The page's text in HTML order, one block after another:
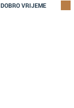
DOBRO VRIJEME